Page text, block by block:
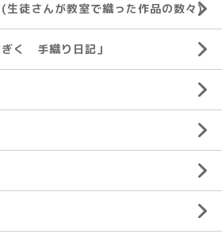
徒さんが教室で織った作品の数々)
く 手織り日記」